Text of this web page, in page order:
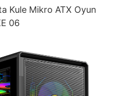
Kule Mikro ATX Oyun
06